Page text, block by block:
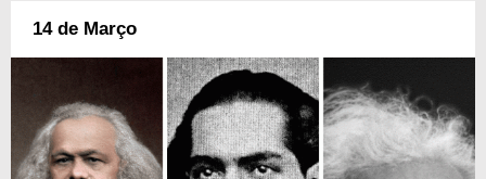
14 de Março